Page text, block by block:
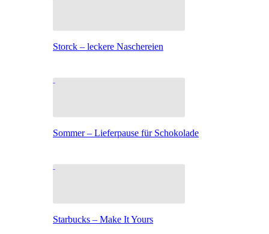
Storck – leckere Naschereien
Sommer – Lieferpause für Schokolade
Starbucks – Make It Yours